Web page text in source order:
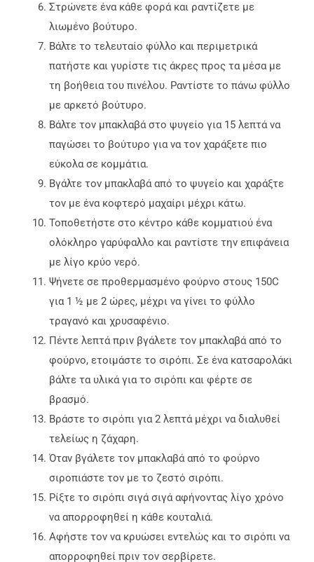
Στρώνετε ένα κάθε φορά και ραντίζετε με
λιωμένο βούτυρο.
Βάλτε το τελευταίο φύλλο και περιμετρικά
πατήστε και γυρίστε τις άκρες προς τα μέσα με
τη βοήθεια του πινέλου. Ραντίστε το πάνω φύλλο
με αρκετό βούτυρο.
Βάλτε τον μπακλαβά στο ψυγείο για 15 λεπτά να
παγώσει το βούτυρο για να τον χαράξετε πιο
εύκολα σε κομμάτια.
Βγάλτε τον μπακλαβά από το ψυγείο και χαράξτε
τον με ένα κοφτερό μαχαίρι μέχρι κάτω.
Τοποθετήστε στο κέντρο κάθε κομματιού ένα
ολόκληρο γαρύφαλλο και ραντίστε την επιφάνεια
με λίγο κρύο νερό.
Ψήνετε σε προθερμασμένο φούρνο στους 150C
για 1 ½ με 2 ώρες, μέχρι να γίνει το φύλλο
τραγανό και χρυσαφένιο.
Πέντε λεπτά πριν βγάλετε τον μπακλαβά από το
φούρνο, ετοιμάστε το σιρόπι. Σε ένα κατσαρολάκι
βάλτε τα υλικά για το σιρόπι και φέρτε σε
βρασμό.
Βράστε το σιρόπι για 2 λεπτά μέχρι να διαλυθεί
τελείως η ζάχαρη.
Όταν βγάλετε τον μπακλαβά από το φούρνο
σιροπιάστε τον με το ζεστό σιρόπι.
Ρίξτε το σιρόπι σιγά σιγά αφήνοντας λίγο χρόνο
να απορροφηθεί η κάθε κουταλιά.
Αφήστε τον να κρυώσει εντελώς και το σιρόπι να
απορροφηθεί πριν τον σερβίρετε.